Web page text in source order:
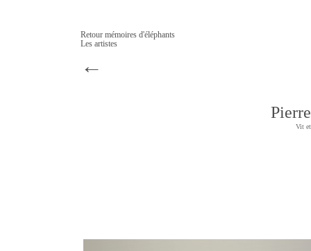
Retour mémoires d'éléphants
Les artistes
←
Vit